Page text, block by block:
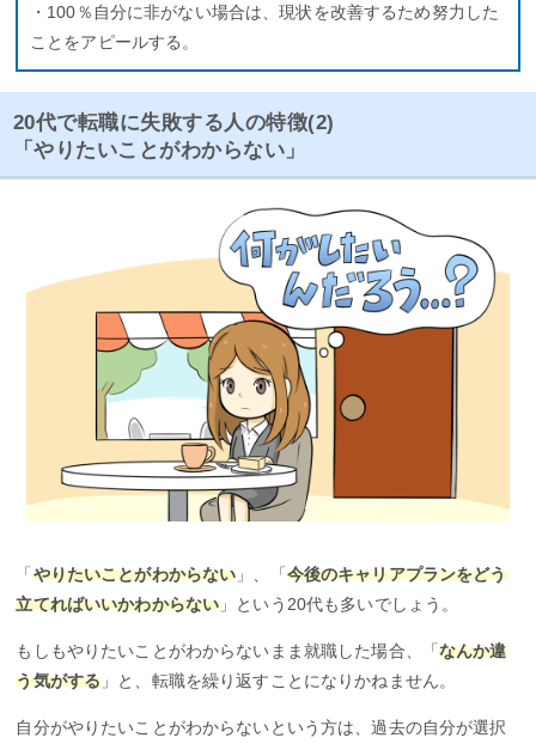
・100％自分に非がない場合は、現状を改善するため努力した
ことをアピールする。
20代で転職に失敗する人の特徴(2)
「やりたいことがわからない」
「やりたいことがわからない 」、「今後のキャリアプランをどう
立てればいいかわからない 」という20代も多いでしょう。
もしもやりたいことがわからないまま就職した場合、「なんか違
う気がする 」と、転職を繰り返すことになりかねません。
自分がやりたいことがわからないという方は、過去の自分が選択